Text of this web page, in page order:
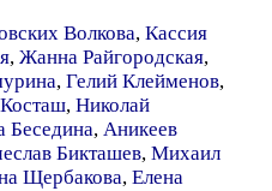
Волкова, Кассия
, Жанна Райгородская,
, Гелий Клейменов,
, Николай
Беседина, Аникеев
Бикташев, Михаил
Щербакова, Елена